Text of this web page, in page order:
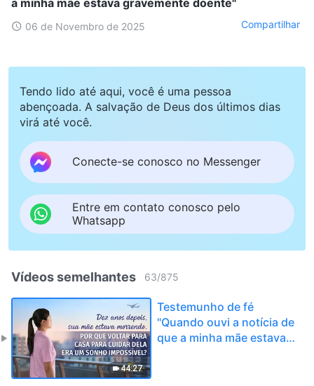
06 de Novembro de 2025 Compartilhar
Tendo lido até aqui, você é uma pessoa
abençoada. A salvação de Deus dos últimos dias
virá até você.
Conecte-se conosco no Messenger
Entre em contato conosco pelo
Whatsapp
Vídeos semelhantes 63/875
44:27
Testemunho de fé
"Quando ouvi a notícia de
que a minha mãe estava